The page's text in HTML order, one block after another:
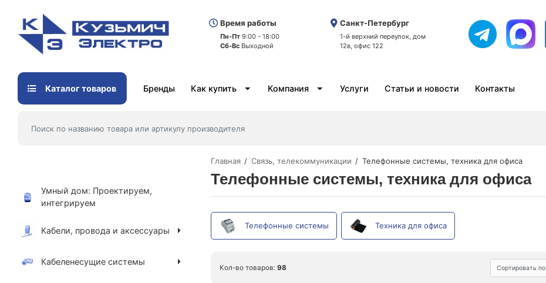
Время работы
Пн-Пт 9:00 - 18:00
Сб-Вс Выходной
Санкт-Петербург
1-й верхний переулок, дом
12в, офис 122
Каталог товаров Бренды Как купить Компания Услуги Статьи и новости Контакты
Главная Связь, телекоммуникации Телефонные системы, техника для офиса
Телефонные системы, техника для офиса
Телефонные системы Техника для офиса
Кол-во товаров: 98 Сортировать по
Умный дом: Проектируем,
интегрируем
Кабели, провода и аксессуары
Кабеленесущие системы